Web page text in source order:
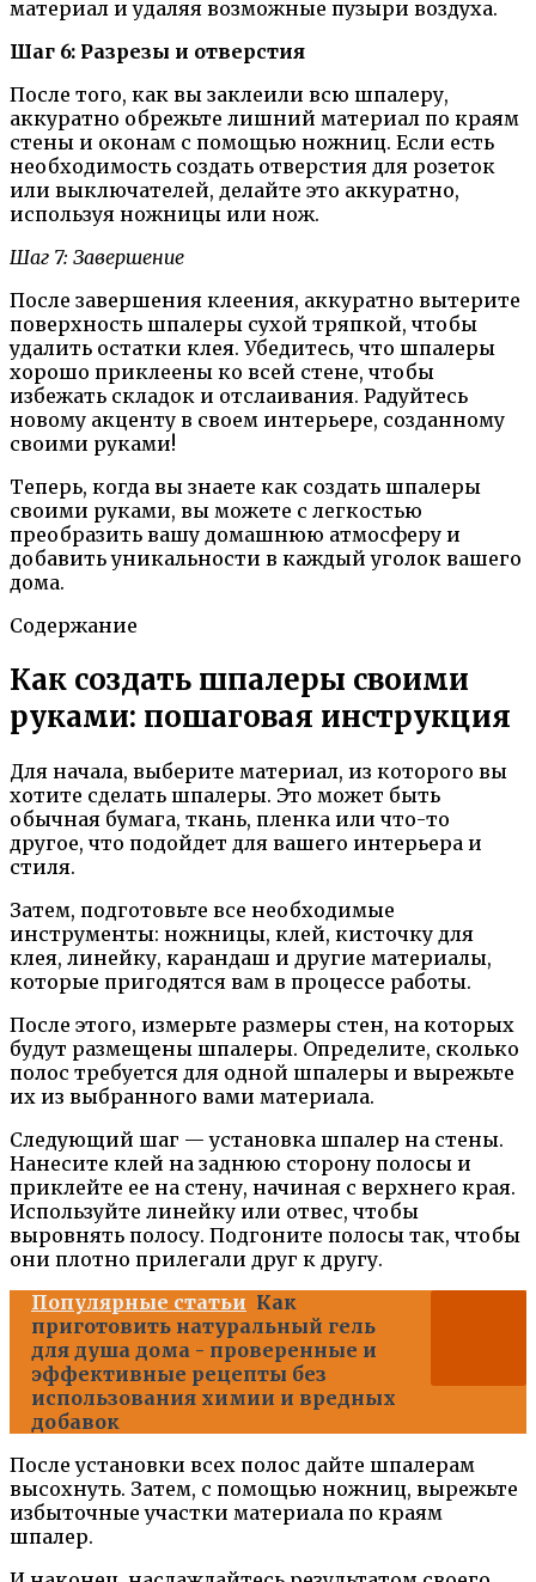
материал и удаляя возможные пузыри воздуха.
Шаг 6: Разрезы и отверстия
После того, как вы заклеили всю шпалеру,
аккуратно обрежьте лишний материал по краям
стены и оконам с помощью ножниц. Если есть
необходимость создать отверстия для розеток
или выключателей, делайте это аккуратно,
используя ножницы или нож.
Шаг 7: Завершение
После завершения клеения, аккуратно вытерите
поверхность шпалеры сухой тряпкой, чтобы
удалить остатки клея. Убедитесь, что шпалеры
хорошо приклеены ко всей стене, чтобы
избежать складок и отслаивания. Радуйтесь
новому акценту в своем интерьере, созданному
своими руками!
Теперь, когда вы знаете как создать шпалеры
своими руками, вы можете с легкостью
преобразить вашу домашнюю атмосферу и
добавить уникальности в каждый уголок вашего
дома.
Содержание
Как создать шпалеры своими
руками: пошаговая инструкция
Для начала, выберите материал, из которого вы
хотите сделать шпалеры. Это может быть
обычная бумага, ткань, пленка или что-то
другое, что подойдет для вашего интерьера и
стиля.
Затем, подготовьте все необходимые
инструменты: ножницы, клей, кисточку для
клея, линейку, карандаш и другие материалы,
которые пригодятся вам в процессе работы.
После этого, измерьте размеры стен, на которых
будут размещены шпалеры. Определите, сколько
полос требуется для одной шпалеры и вырежьте
их из выбранного вами материала.
Следующий шаг — установка шпалер на стены.
Нанесите клей на заднюю сторону полосы и
приклейте ее на стену, начиная с верхнего края.
Используйте линейку или отвес, чтобы
выровнять полосу. Подгоните полосы так, чтобы
они плотно прилегали друг к другу.
Популярные статьи Как
приготовить натуральный гель
для душа дома - проверенные и
эффективные рецепты без
использования химии и вредных
добавок
После установки всех полос дайте шпалерам
высохнуть. Затем, с помощью ножниц, вырежьте
избыточные участки материала по краям
шпалер.